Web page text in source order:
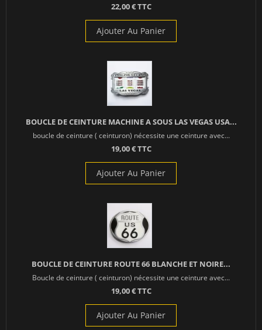
22,00 € TTC
Ajouter Au Panier
BOUCLE DE CEINTURE MACHINE A SOUS LAS VEGAS USA...
boucle de ceinture ( ceinturon) nécessite une ceinture avec...
19,00 € TTC
Ajouter Au Panier
BOUCLE DE CEINTURE ROUTE 66 BLANCHE ET NOIRE...
Boucle de ceinture ( ceinturon) nécessite une ceinture avec...
19,00 € TTC
Ajouter Au Panier